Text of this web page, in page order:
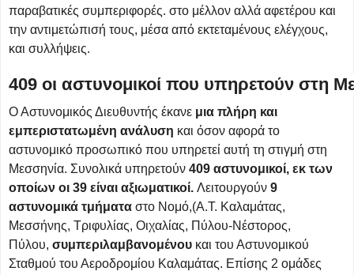
παραβατικές συμπεριφορές. στο μέλλον αλλά αφετέρου και
την αντιμετώπισή τους, μέσα από εκτεταμένους ελέγχους,
και συλλήψεις.
409 οι αστυνομικοί που υπηρετούν στη
Ο Αστυνομικός Διευθυντής έκανε μια πλήρη και
εμπεριστατωμένη ανάλυση και όσον αφορά το
αστυνομικό προσωπικό που υπηρετεί αυτή τη στιγμή στη
Μεσσηνία. Συνολικά υπηρετούν 409 αστυνομικοί, εκ των
οποίων οι 39 είναι αξιωματικοί. Λειτουργούν 9
αστυνομικά τμήματα στο Νομό,(Α.Τ. Καλαμάτας,
Μεσσήνης, Τριφυλίας, Οιχαλίας, Πύλου-Νέστορος,
Πύλου, συμπεριλαμβανομένου και του Αστυνομικού
Σταθμού του Αεροδρομίου Καλαμάτας. Επίσης 2 ομάδες